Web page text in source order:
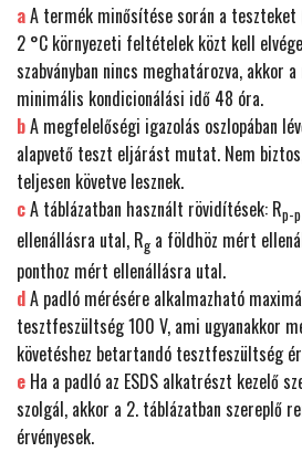
aA termék minősítése során a teszteket
2 °C környezeti feltételek közt kell
szabványban nincs meghatározva, akkor
minimális kondicionálási idő 48 óra.
bA megfelelőségi igazolás oszlopában
alapvető teszt eljárást mutat. Nem
teljesen követve lesznek.
cA táblázatban használt rövidítések: Rp-p
ellenállásra utal, Rg a földhöz mért
ponthoz mért ellenállásra utal.
dA padló mérésére alkalmazható
tesztfeszültség 100 V, ami ugyanakkor
követéshez betartandó tesztfeszültség
e Ha a padló az ESDS alkatrészt kezelő
szolgál, akkor a 2. táblázatban szereplő
érvényesek.